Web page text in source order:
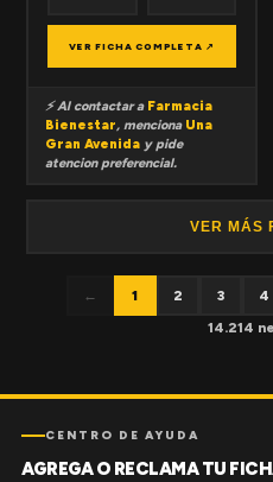
VER FICHA COMPLETA ↗
⚡ Al contactar a Farmacia
Bienestar, menciona Una
Gran Avenida y pide
atencion preferencial.
VER MÁS
← 1 2 3 4
14.214
CENTRO DE AYUDA
AGREGA O RECLAMA TU